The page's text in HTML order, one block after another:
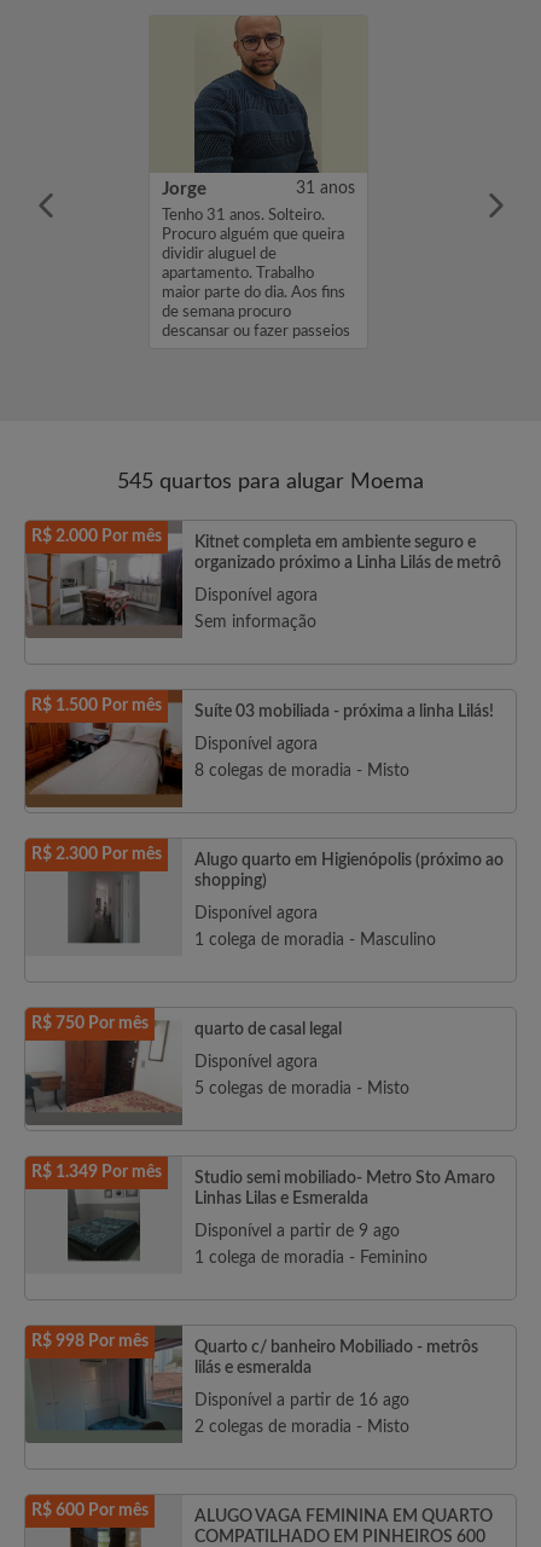
é Matheus
Jorge 31 anos
Tenho 31 anos. Solteiro.
Procuro alguém que queira
dividir aluguel de
apartamento. Trabalho
maior parte do dia. Aos fins
de semana procuro
descansar ou fazer passeios
545 quartos para alugar Moema
R$ 2.000 Por mês
Kitnet completa em ambiente seguro e
organizado próximo a Linha Lilás de metrô
Disponível agora
Sem informação
R$ 1.500 Por mês
Suíte 03 mobiliada - próxima a linha Lilás!
Disponível agora
8 colegas de moradia - Misto
R$ 2.300 Por mês
Alugo quarto em Higienópolis (próximo ao
shopping)
Disponível agora
1 colega de moradia - Masculino
R$ 750 Por mês
quarto de casal legal
Disponível agora
5 colegas de moradia - Misto
R$ 1.349 Por mês
Studio semi mobiliado- Metro Sto Amaro
Linhas Lilas e Esmeralda
Disponível a partir de 9 ago
1 colega de moradia - Feminino
R$ 998 Por mês
Quarto c/ banheiro Mobiliado - metrôs
lilás e esmeralda
Disponível a partir de 16 ago
2 colegas de moradia - Misto
R$ 600 Por mês
ALUGO VAGA FEMININA EM QUARTO
COMPATILHADO EM PINHEIROS 600